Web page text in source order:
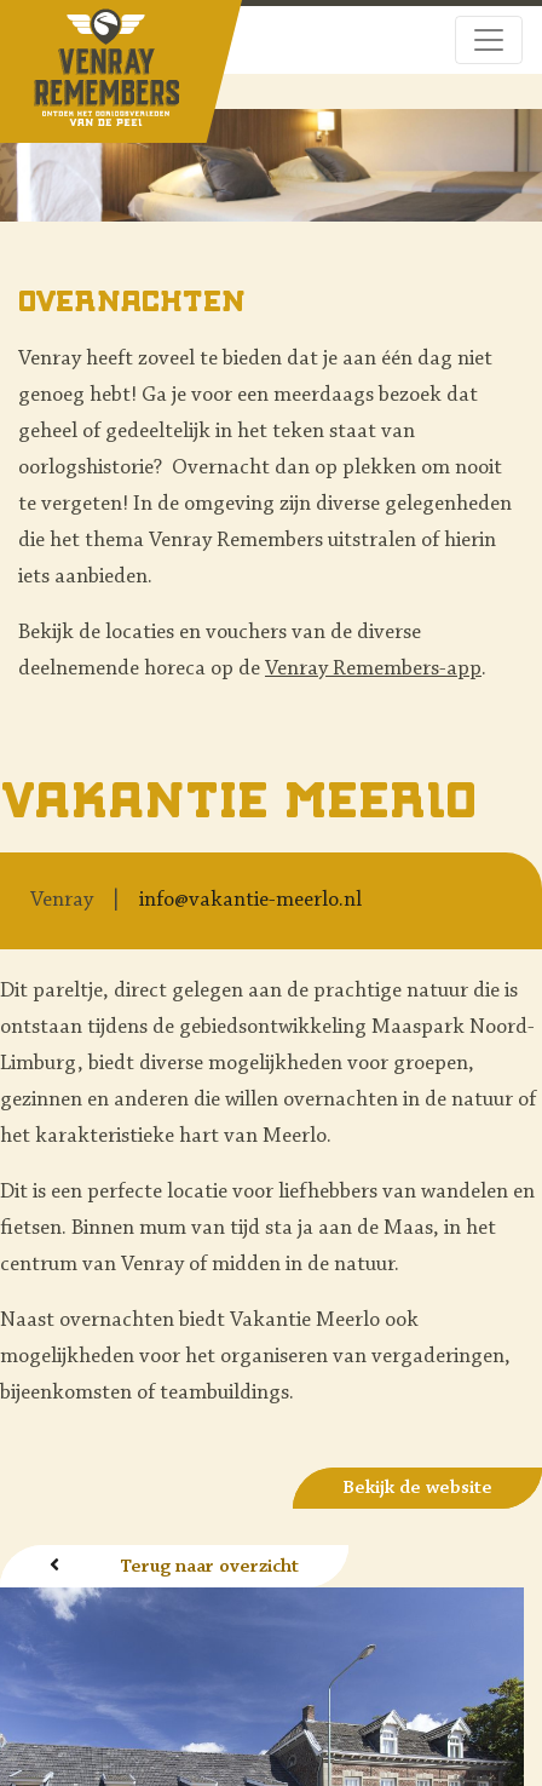
Overnachten
Venray heeft zoveel te bieden dat je aan één dag niet
genoeg hebt! Ga je voor een meerdaags bezoek dat
geheel of gedeeltelijk in het teken staat van
oorlogshistorie? Overnacht dan op plekken om nooit
te vergeten! In de omgeving zijn diverse gelegenheden
die het thema Venray Remembers uitstralen of hierin
iets aanbieden.
Bekijk de locaties en vouchers van de diverse
deelnemende horeca op de Venray Remembers-app.
Vakantie Meerlo
Venray info@vakantie-meerlo.nl
Dit pareltje, direct gelegen aan de prachtige natuur die is
ontstaan tijdens de gebiedsontwikkeling Maaspark Noord-
Limburg, biedt diverse mogelijkheden voor groepen,
gezinnen en anderen die willen overnachten in de natuur of
het karakteristieke hart van Meerlo.
Dit is een perfecte locatie voor liefhebbers van wandelen en
fietsen. Binnen mum van tijd sta ja aan de Maas, in het
centrum van Venray of midden in de natuur.
Naast overnachten biedt Vakantie Meerlo ook
mogelijkheden voor het organiseren van vergaderingen,
bijeenkomsten of teambuildings.
Bekijk de website
Terug naar overzicht